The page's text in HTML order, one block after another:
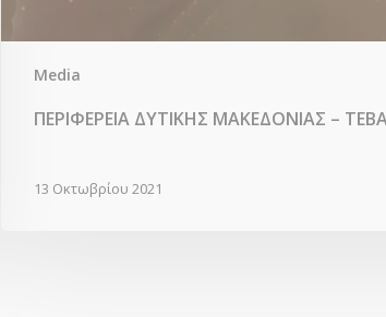
Media
ΠΕΡΙΦΕΡΕΙΑ ΔΥΤΙΚΗΣ ΜΑΚΕΔΟΝΙΑΣ – ΤΕΒΑ
13 Οκτωβρίου 2021